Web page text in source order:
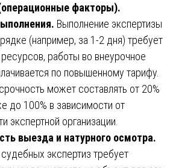
факторы).
Выполнение экспертизы
(например, за 1-2 дня) требует
работы во внеурочное
по повышенному тарифу.
может составлять от 20%
до 100% в зависимости от
экспертной организации.
выезда и натурного осмотра.
экспертиз требует